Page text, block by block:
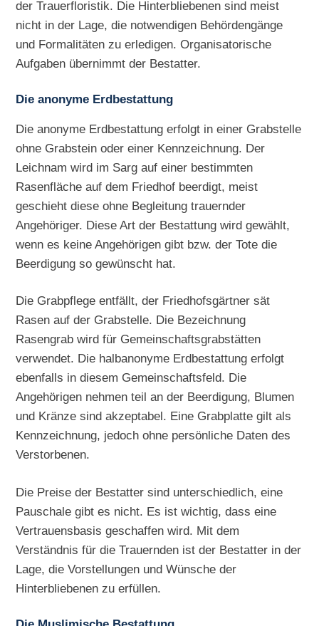
der Trauerfloristik. Die Hinterbliebenen sind meist
nicht in der Lage, die notwendigen Behördengänge
und Formalitäten zu erledigen. Organisatorische
Aufgaben übernimmt der Bestatter.
Die anonyme Erdbestattung
Die anonyme Erdbestattung erfolgt in einer Grabstelle
ohne Grabstein oder einer Kennzeichnung. Der
Leichnam wird im Sarg auf einer bestimmten
Rasenfläche auf dem Friedhof beerdigt, meist
geschieht diese ohne Begleitung trauernder
Angehöriger. Diese Art der Bestattung wird gewählt,
wenn es keine Angehörigen gibt bzw. der Tote die
Beerdigung so gewünscht hat.
Die Grabpflege entfällt, der Friedhofsgärtner sät
Rasen auf der Grabstelle. Die Bezeichnung
Rasengrab wird für Gemeinschaftsgrabstätten
verwendet. Die halbanonyme Erdbestattung erfolgt
ebenfalls in diesem Gemeinschaftsfeld. Die
Angehörigen nehmen teil an der Beerdigung, Blumen
und Kränze sind akzeptabel. Eine Grabplatte gilt als
Kennzeichnung, jedoch ohne persönliche Daten des
Verstorbenen.
Die Preise der Bestatter sind unterschiedlich, eine
Pauschale gibt es nicht. Es ist wichtig, dass eine
Vertrauensbasis geschaffen wird. Mit dem
Verständnis für die Trauernden ist der Bestatter in der
Lage, die Vorstellungen und Wünsche der
Hinterbliebenen zu erfüllen.